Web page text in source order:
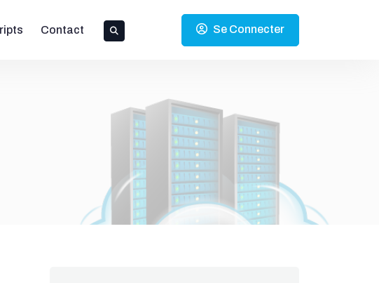
Contact Se Connecter